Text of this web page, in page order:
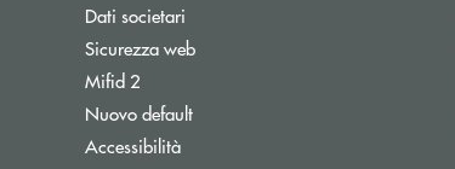
Dati societari
Sicurezza web
Mifid 2
Nuovo defaultApre una nuova finestra
Accessibilità